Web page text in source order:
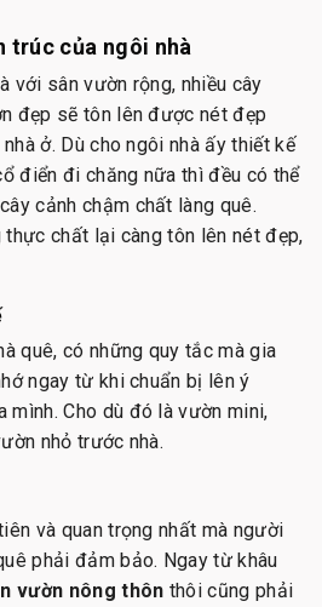
trúc của ngôi nhà
với sân vườn rộng, nhiều cây
đẹp sẽ tôn lên được nét đẹp
ở. Dù cho ngôi nhà ấy thiết kế
điển đi chăng nữa thì đều có thể
cảnh chậm chất làng quê.
chất lại càng tôn lên nét đẹp,
quê, có những quy tắc mà gia
ngay từ khi chuẩn bị lên ý
mình. Cho dù đó là vườn mini,
nhỏ trước nhà.
và quan trọng nhất mà người
phải đảm bảo. Ngay từ khâu
vườn nông thôn thôi cũng phải